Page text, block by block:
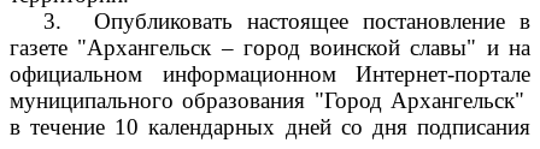
3.
Опубликовать настоящее постановление в
газете "Архангельск – город воинской славы" и на
официальном информационном Интернет-портале
муниципального образования "Город Архангельск"
в течение 10 календарных дней со дня подписания